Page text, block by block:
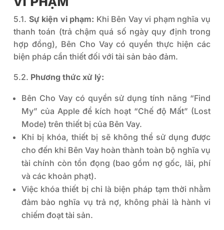
5.1. Sự kiện vi phạm: Khi Bên Vay vi phạm nghĩa vụ
thanh toán (trả chậm quá số ngày quy định trong
hợp đồng), Bên Cho Vay có quyền thực hiện các
biện pháp cần thiết đối với tài sản bảo đảm.
5.2. Phương thức xử lý:
Bên Cho Vay có quyền sử dụng tính năng “Find
My” của Apple để kích hoạt “Chế độ Mất” (Lost
Mode) trên thiết bị của Bên Vay.
Khi bị khóa, thiết bị sẽ không thể sử dụng được
cho đến khi Bên Vay hoàn thành toàn bộ nghĩa vụ
tài chính còn tồn đọng (bao gồm nợ gốc, lãi, phí
và các khoản phạt).
Việc khóa thiết bị chỉ là biện pháp tạm thời nhằm
đảm bảo nghĩa vụ trả nợ, không phải là hành vi
chiếm đoạt tài sản.